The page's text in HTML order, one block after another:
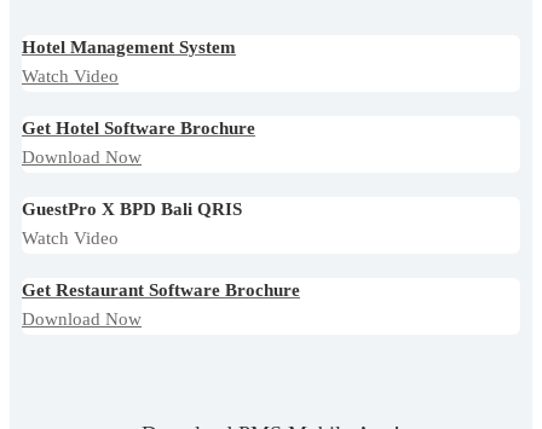
Hotel Management System
Watch Video
Get Hotel Software Brochure
Download Now
GuestPro X BPD Bali QRIS
Watch Video
Get Restaurant Software Brochure
Download Now